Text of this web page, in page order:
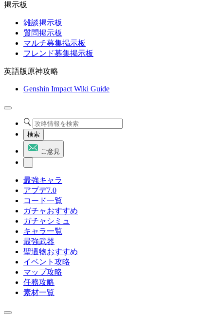
掲示板
雑談掲示板
質問掲示板
マルチ募集掲示板
フレンド募集掲示板
英語版原神攻略
Genshin Impact Wiki Guide
検索
ご意見
最強キャラ
アプデ7.0
コード一覧
ガチャおすすめ
ガチャシミュ
キャラ一覧
最強武器
聖遺物おすすめ
イベント攻略
マップ攻略
任務攻略
素材一覧